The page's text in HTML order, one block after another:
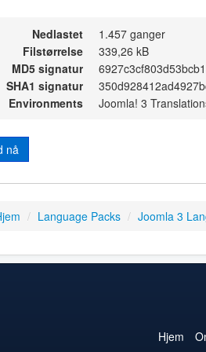
Nedlastet
1.457 ganger
Filstørrelse
339,26 kB
MD5 signatur
SHA1 signatur
Environments
Joomla! 3
nå
/ Language Packs / Joomla 3
Hjem